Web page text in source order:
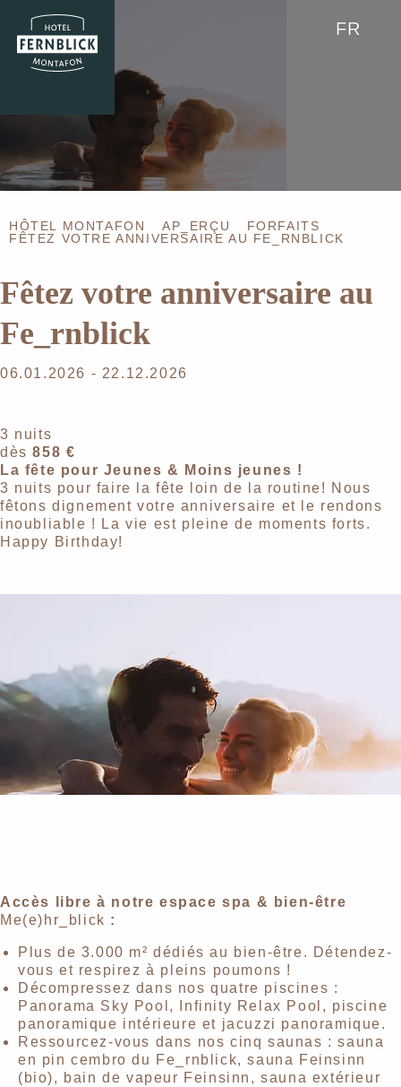
FR
HÔTEL MONTAFON AP_ERÇU
FORFAITS
FÊTEZ VOTRE ANNIVERSAIRE AU FE_RNBLICK
Fêtez votre anniversaire au
Fe_rnblick
06.01.2026 - 22.12.2026
3 nuits
dès 858 €
La fête pour Jeunes & Moins jeunes !
3 nuits pour faire la fête loin de la routine! Nous
fêtons dignement votre anniversaire et le rendons
inoubliable ! La vie est pleine de moments forts.
Happy Birthday!
Accès libre à notre espace spa & bien-être
Me(e)hr_blick :
Plus de 3.000 m² dédiés au bien-être. Détendez-
vous et respirez à pleins poumons !
Décompressez dans nos quatre piscines :
Panorama Sky Pool, Infinity Relax Pool, piscine
panoramique intérieure et jacuzzi panoramique.
Ressourcez-vous dans nos cinq saunas : sauna
en pin cembro du Fe_rnblick, sauna Feinsinn
(bio), bain de vapeur Feinsinn, sauna extérieur